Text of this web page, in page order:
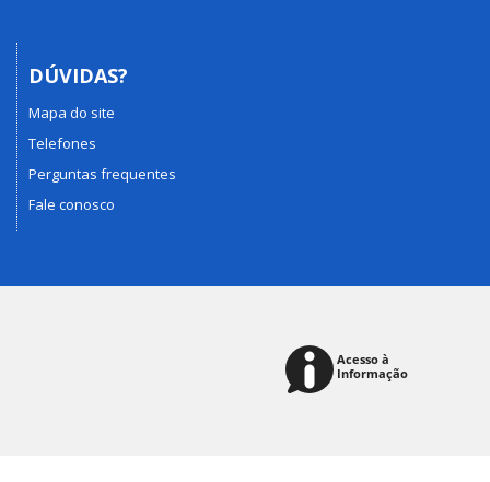
DÚVIDAS?
Mapa do site
Telefones
Perguntas frequentes
Fale conosco